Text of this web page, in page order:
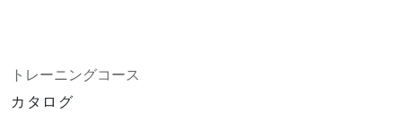
トレーニングコース
カタログ